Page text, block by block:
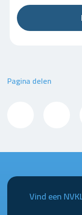
Pagina delen
Vind een